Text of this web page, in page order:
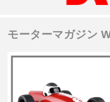
モーターマガジン